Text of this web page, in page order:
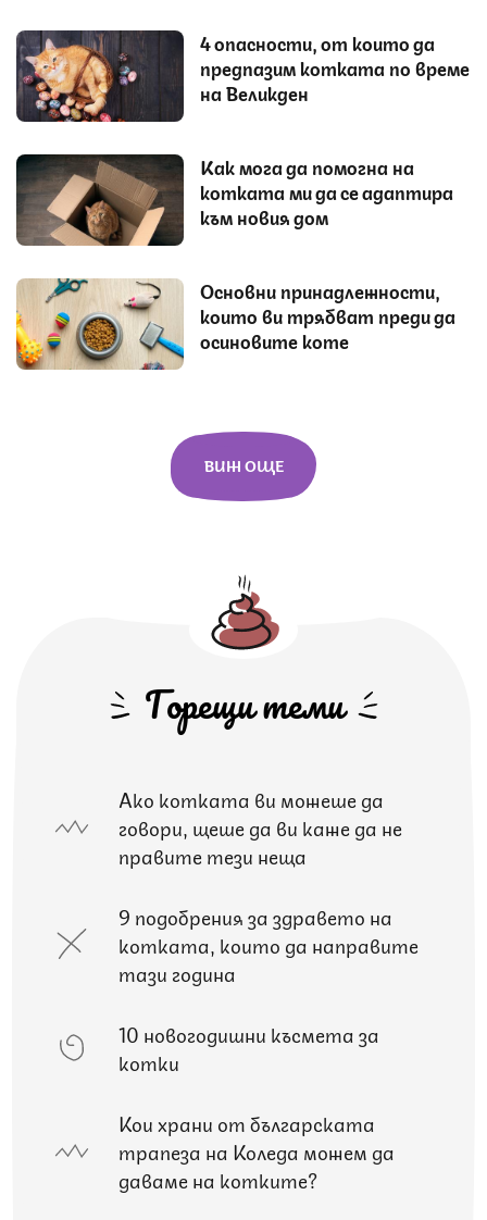
4 опасности, от които да
предпазим котката по време
на Великден
Как мога да помогна на
котката ми да се адаптира
към новия дом
Основни принадлежности,
които ви трябват преди да
осиновите коте
ВИЖ ОЩЕ
Горещи теми
Ако котката ви можеше да
говори, щеше да ви каже да не
правите тези неща
9 подобрения за здравето на
котката, които да направите
тази година
10 новогодишни късмета за
котки
Кои храни от българската
трапеза на Коледа можем да
даваме на котките?